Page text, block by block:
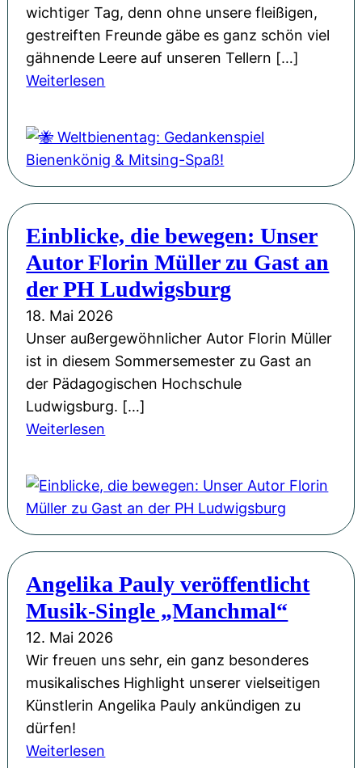
n
e
u
e
w
d
v
l
r
H
o
f
f
n
u
n
g
u
n
d
M
u
i
n
M
ü
l
l
wichtiger Tag, denn ohne unsere fleißigen,
gestreiften Freunde gäbe es ganz schön viel
gähnende Leere auf unseren Tellern […]
Weiterlesen
e
l
t
i
e
n
e
t
g
:
G
d
a
n
k
e
n
s
p
i
e
l
i
Einblicke, die bewegen: Unser
Autor Florin Müller zu Gast an
der PH Ludwigsburg
18. Mai 2026
Unser außergewöhnlicher Autor Florin Müller
ist in diesem Sommersemester zu Gast an
der Pädagogischen Hochschule
Ludwigsburg. […]
Weiterlesen
n
b
l
c
k
e
,
d
i
Angelika Pauly veröffentlicht
Musik-Single „Manchmal“
12. Mai 2026
Wir freuen uns sehr, ein ganz besonderes
musikalisches Highlight unserer vielseitigen
Künstlerin Angelika Pauly ankündigen zu
dürfen!
Weiterlesen